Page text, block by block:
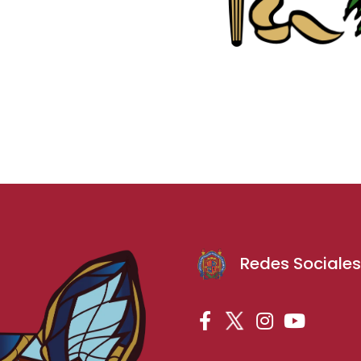
Redes Sociales